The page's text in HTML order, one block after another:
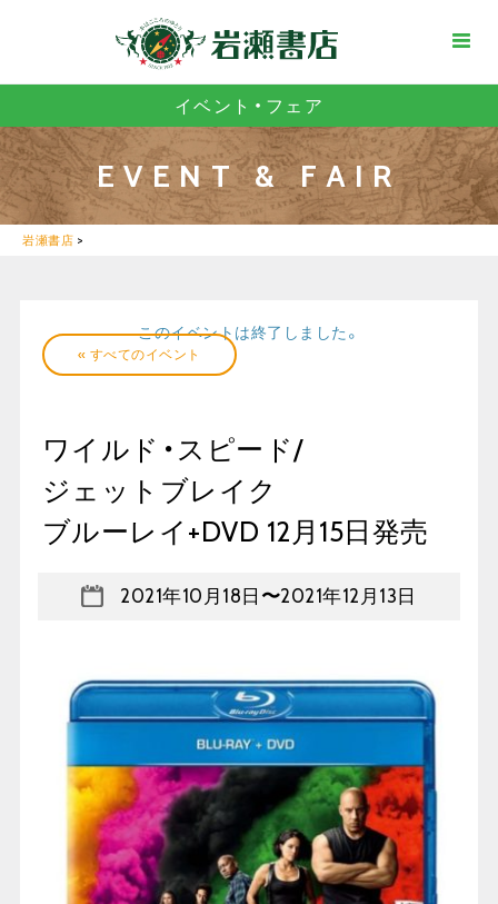
イベント・フェア
EVENT & FAIR
岩瀬書店 >
« すべてのイベント
このイベントは終了しました。
ワイルド・スピード/
ジェットブレイク
ブルーレイ+DVD 12月15日発売
2021年10月18日 〜2021年12月13日